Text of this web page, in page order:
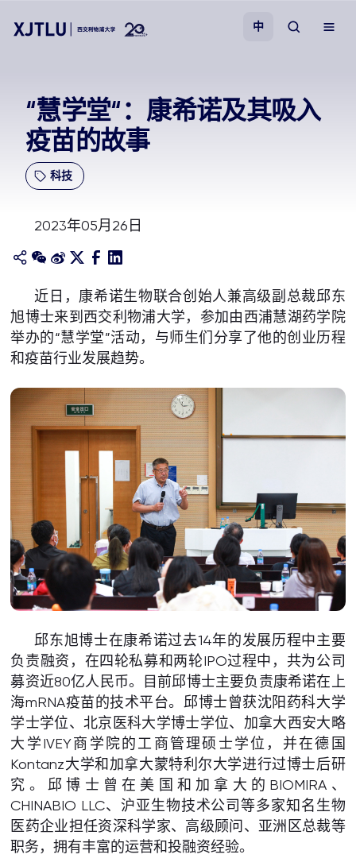
招生
科研
学院
关于我们
中
“慧学堂“：康希诺及其吸入
疫苗的故事
科技
2023年05月26日
近日，康希诺生物联合创始人兼高级副总裁邱东
旭博士来到西交利物浦大学，参加由西浦慧湖药学院
举办的“慧学堂”活动，与师生们分享了他的创业历程
和疫苗行业发展趋势。
邱东旭博士在康希诺过去14年的发展历程中主要
负责融资，在四轮私募和两轮IPO过程中，共为公司
募资近80亿人民币。目前邱博士主要负责康希诺在上
海mRNA疫苗的技术平台。邱博士曾获沈阳药科大学
学士学位、北京医科大学博士学位、加拿大西安大略
大学IVEY商学院的工商管理硕士学位，并在德国
Kontanz大学和加拿大蒙特利尔大学进行过博士后研
究。邱博士曾在美国和加拿大的BIOMIRA、
CHINABIO LLC、沪亚生物技术公司等多家知名生物
医药企业担任资深科学家、高级顾问、亚洲区总裁等
职务，拥有丰富的运营和投融资经验。